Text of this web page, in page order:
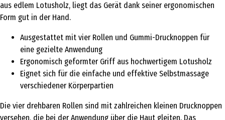
aus edlem Lotusholz, liegt das Gerät dank seiner ergonomischen
Form gut in der Hand.
Ausgestattet mit vier Rollen und Gummi-Drucknoppen für
eine gezielte Anwendung
Ergonomisch geformter Griff aus hochwertigem Lotusholz
Eignet sich für die einfache und effektive Selbstmassage
verschiedener Körperpartien
Die vier drehbaren Rollen sind mit zahlreichen kleinen Drucknoppen
versehen, die bei der Anwendung über die Haut gleiten. Das